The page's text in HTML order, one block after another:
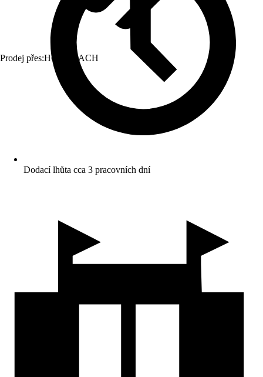
Prodej přes:HORNBACH
Dodací lhůta cca 3 pracovních dní